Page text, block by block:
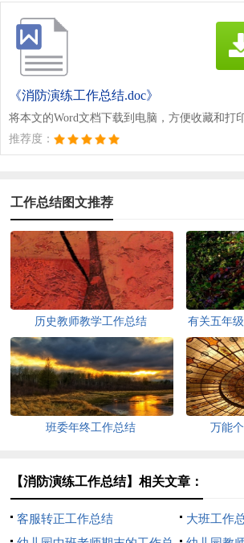
《消防演练工作总结.doc》
将本文的Word文档下载到电脑，方便收藏和打
推荐度：
工作总结图文推荐
历史教师教学工作总结
有关五年
班委年终工作总结 万能
【消防演练工作总结】相关文章：
客服转正工作总结
大班工作